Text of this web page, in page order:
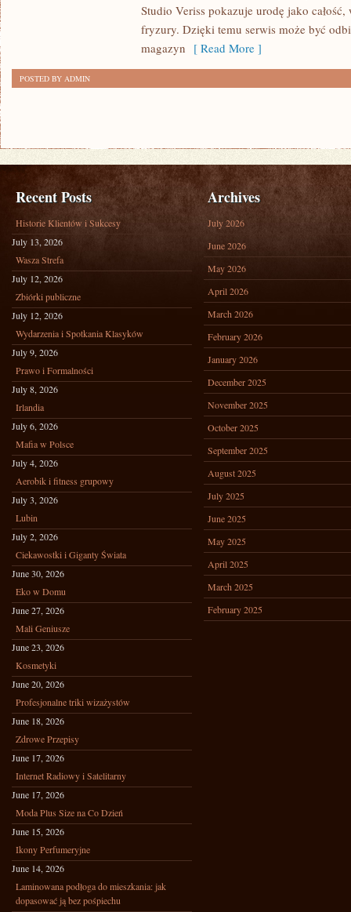
WIZAŻYSTÓWStudio Veriss pokazuje urodę jako
fryzury. Dzięki temu serwis może być
magazyn [ Read More ]
POSTED BY ADMIN
Recent Posts
Historie Klientów i Sukcesy
July 13, 2026
Wasza Strefa
July 12, 2026
Zbiórki publiczne
July 12, 2026
Wydarzenia i Spotkania Klasyków
July 9, 2026
Prawo i Formalności
July 8, 2026
Irlandia
July 6, 2026
Mafia w Polsce
July 4, 2026
Aerobik i fitness grupowy
July 3, 2026
Lubin
July 2, 2026
Ciekawostki i Giganty Świata
June 30, 2026
Eko w Domu
June 27, 2026
Mali Geniusze
June 23, 2026
Kosmetyki
June 20, 2026
Profesjonalne triki wizażystów
June 18, 2026
Zdrowe Przepisy
June 17, 2026
Internet Radiowy i Satelitarny
June 17, 2026
Moda Plus Size na Co Dzień
June 15, 2026
Ikony Perfumeryjne
June 14, 2026
Laminowana podłoga do mieszkania: jak
dopasować ją bez pośpiechu
Archives
July 2026
June 2026
May 2026
April 2026
March 2026
February 2026
January 2026
December 2025
November 2025
October 2025
September 2025
August 2025
July 2025
June 2025
May 2025
April 2025
March 2025
February 2025